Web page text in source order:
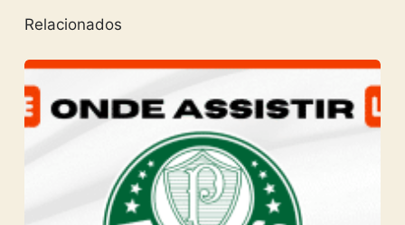
Relacionados